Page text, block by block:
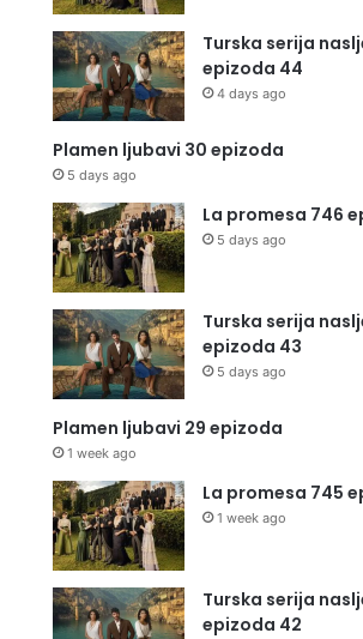
Turska serija
epizoda 44
4 days ago
Plamen ljubavi 30 epizoda
5 days ago
La promesa 746
5 days ago
Turska serija
epizoda 43
5 days ago
Plamen ljubavi 29 epizoda
1 week ago
La promesa 745
1 week ago
Turska serija
epizoda 42